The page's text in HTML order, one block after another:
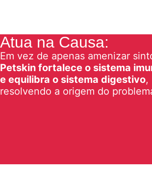
Atua na Causa:
Em vez de apenas amenizar
Petskin fortalece o sistema
e equilibra o sistema digestivo,
resolvendo a origem do